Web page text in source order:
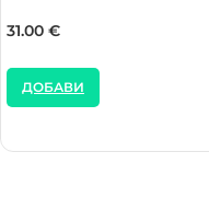
31.00 €
ДОБАВИ